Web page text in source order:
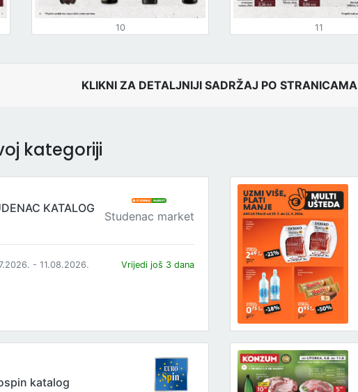
10 11
KLIKNI ZA DETALJNIJI SADRŽAJ PO STRANICAMA
kategoriji
KATALOG
Studenac market
- 11.08.2026. Vrijedi još 3 dana
katalog